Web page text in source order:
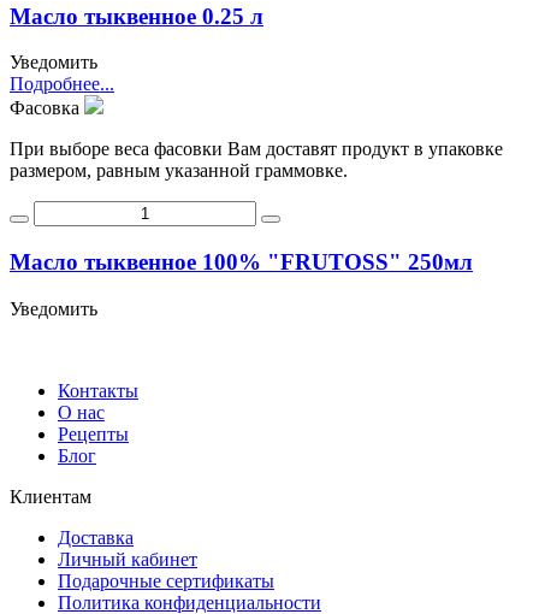
Масло тыквенное 0.25 л
Уведомить
Подробнее...
Фасовка
При выборе веса фасовки Вам доставят продукт в упаковке
размером, равным указанной граммовке.
Масло тыквенное 100% "FRUTOSS" 250мл
Уведомить
Контакты
О нас
Рецепты
Блог
Клиентам
Доставка
Личный кабинет
Подарочные сертификаты
Политика конфиденциальности